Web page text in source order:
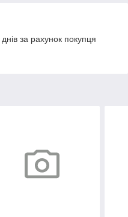
за рахунок покупця